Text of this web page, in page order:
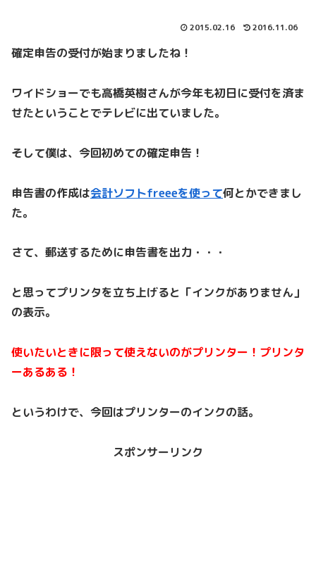
2015.02.16 2016.11.06
確定申告の受付が始まりましたね！
ワイドショーでも高橋英樹さんが今年も初日に受付を済ま
せたということでテレビに出ていました。
そして僕は、今回初めての確定申告！
申告書の作成は会計ソフトfreeeを使って何とかできまし
た。
さて、郵送するために申告書を出力・・・
と思ってプリンタを立ち上げると「インクがありません」
の表示。
使いたいときに限って使えないのがプリンター！プリンタ
ーあるある！
というわけで、今回はプリンターのインクの話。
スポンサーリンク